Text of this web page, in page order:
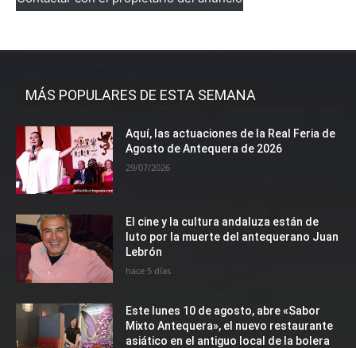
MÁS POPULARES DE ESTA SEMANA
Aquí, las actuaciones de la Real Feria de
Agosto de Antequera de 2026
29/07/2026
El cine y la cultura andaluza están de
luto por la muerte del antequerano Juan
Lebrón
hace 5 días
Este lunes 10 de agosto, abre «Sabor
Mixto Antequera», el nuevo restaurante
asiático en el antiguo local de la bolera